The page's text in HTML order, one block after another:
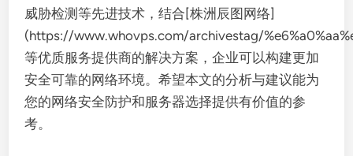
威胁检测等先进技术，结合[株洲辰图网络]
(https://www.whovps.com/archivestag/
等优质服务提供商的解决方案，企业可以构建更加
安全可靠的网络环境。希望本文的分析与建议能为
您的网络安全防护和服务器选择提供有价值的参
考。